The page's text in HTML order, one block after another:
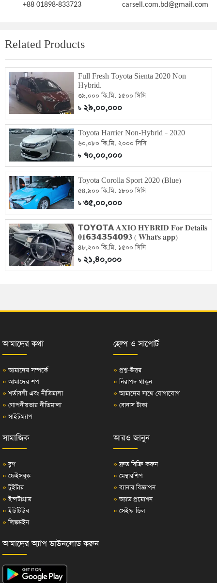
+88 01898-833723 carsell.com.bd@gmail.com
Related Products
Full Fresh Toyota Sienta 2020 Non
Hybrid.
৩৯,০০০ কি.মি. ১৫০০ সিসি
৳২৯,০০,০০০
Toyota Harrier Non-Hybrid – 2020
৬০,০৮০ কি.মি. ২০০০ সিসি
৳৭০,০০,০০০
Toyota Corolla Sport 2020 (Blue)
৫৪,৯০০ কি.মি. ১৮০০ সিসি
৳৩৫,০০,০০০
𝗧𝗢𝗬𝗢𝗧𝗔 𝐀𝐗𝐈𝐎 𝐇𝐘𝐁𝐑𝐈𝐃 𝐅𝐨𝐫 𝐃𝐞𝐭𝐚𝐢𝐥𝐬
𝟎𝟏𝟲𝟯𝟰𝟯𝟱𝟰𝟬𝟵𝟑 ( 𝐖𝐡𝐚𝐭'𝐬 𝐚𝐩𝐩)
৪৮,২০০ কি.মি. ১৫০০ সিসি
৳২১,৪০,০০০
আমাদের কথা
» আমাদের সম্পর্কে
» আমাদের শপ
» শর্তাবলী এবং নীতিমালা
» গোপনীয়তার নীতিমালা
» সাইটম্যাপ
হেল্প ও সাপোর্ট
» প্রশ্ন-উত্তর
» নিরাপদ থাকুন
» আমাদের সাথে যোগাযোগ
» বোনাস টাকা
সামাজিক
» ব্লগ
» ফেইসবুক
» টুইটার
» ইন্সটাগ্রাম
» ইউটিউব
» লিঙ্কডইন
আরও জানুন
» দ্রুত বিক্রি করুন
» মেম্বারশিপ
» ব্যানার বিজ্ঞাপন
» অ্যাড প্রমোশন
» সেইফ ডিল
আমাদের অ্যাপ ডাউনলোড করুন